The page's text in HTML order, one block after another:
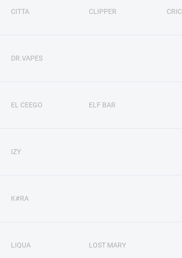
CITTA CLIPPER
DR.VAPES
EL CEEGO ELF BAR
IZY
K#RA
LIQUA LOST MARY